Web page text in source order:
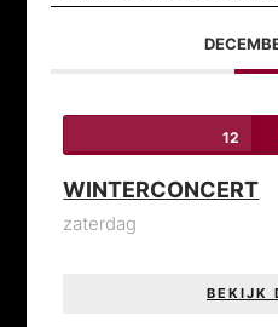
12
WINTERCONCERT
zaterdag
BEKIJK